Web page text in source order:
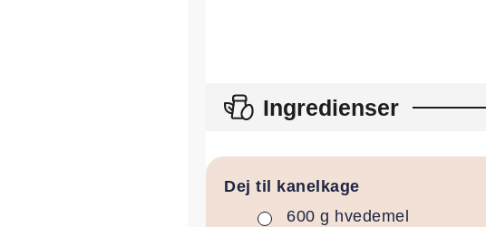
Ingredienser
Dej til kanelkage
▢
600 g hvedemel